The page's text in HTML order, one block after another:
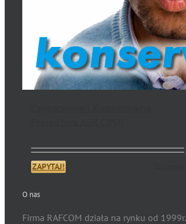
ZAPYTAJ!
O nas
Firma RAFCOM działa na rynku od 1999r.